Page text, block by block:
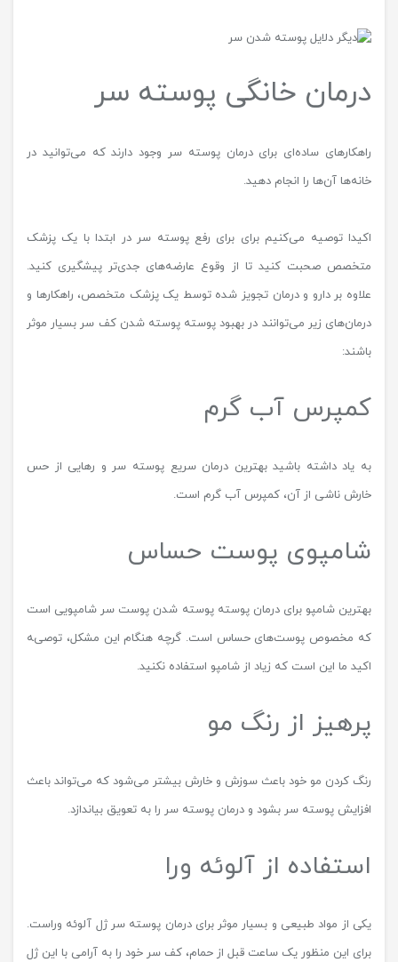
درمان خانگی پوسته سر
راهکارهای ساده‌ای برای درمان پوسته سر وجود دارند که می‌توانید در
خانه‌ها آن‌ها را انجام دهید.
اکیدا توصیه می‌کنیم برای برای رفع پوسته سر در ابتدا با یک پزشک
متخصص صحبت کنید تا از وقوع عارضه‌های جدی‌تر پیشگیری کنید.
علاوه بر دارو و درمان تجویز شده توسط یک پزشک متخصص، راهکارها و
درمان‌های زیر می‌توانند در بهبود پوسته پوسته شدن کف سر بسیار موثر
باشند:
کمپرس آب گرم
به یاد داشته باشید بهترین درمان سریع پوسته سر و رهایی از حس
خارش ناشی از آن، کمپرس آب گرم است.
شامپوی پوست حساس
بهترین شامپو برای درمان پوسته پوسته شدن پوست سر شامپویی است
که مخصوص پوست‌های حساس است. گرچه هنگام این مشکل، توصیه
اکید ما این است که زیاد از شامپو استفاده نکنید.
پرهیز از رنگ مو
رنگ کردن مو خود باعث سوزش و خارش بیشتر می‌شود که می‌تواند باعث
افزایش پوسته سر بشود و درمان پوسته سر را به تعویق بیاندازد.
استفاده از آلوئه‌ ورا
یکی از مواد طبیعی و بسیار موثر برای درمان پوسته سر ژل آلوئه وراست.
برای این منظور یک ساعت قبل از حمام، کف سر خود را به آرامی با این ژل